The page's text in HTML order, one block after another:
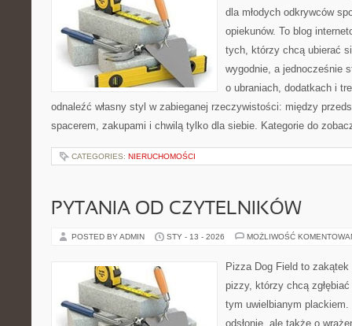
dla młodych odkrywców
opiekunów. To blog
tych, którzy chcą ubierać
wygodnie, a jednocześnie
o ubraniach, dodatkach i
odnaleźć własny styl w zabieganej rzeczywistości: między
spacerem, zakupami i chwilą tylko dla siebie. Kategorie do
CATEGORIES: NIERUCHOMOŚCI
PYTANIA OD CZYTELNIKÓW
POSTED BY ADMIN STY - 13 - 2026 MOŻLIWOŚĆ
Pizza Dog Field to zakątek
pizzy, którzy chcą
tym uwielbianym
odsłonie, ale także o